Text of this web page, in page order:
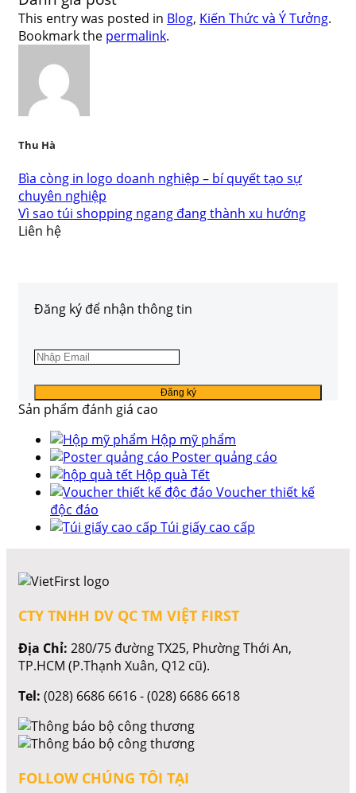
This entry was posted in Blog, Kiến Thức và Ý Tưởng.
Bookmark the permalink.
Thu Hà
Bìa còng in logo doanh nghiệp – bí quyết tạo sự
chuyên nghiệp
Vì sao túi shopping ngang đang thành xu hướng
Liên hệ
Đăng ký để nhận thông tin
Sản phẩm đánh giá cao
Hộp mỹ phẩm
Poster quảng cáo
Hộp quà Tết
Voucher thiết kế
độc đáo
Túi giấy cao cấp
CTY TNHH DV QC TM VIỆT FIRST
Địa Chỉ: 280/75 đường TX25, Phường Thới An,
TP.HCM (P.Thạnh Xuân, Q12 cũ).
Tel: (028) 6686 6616 - (028) 6686 6618
FOLLOW CHÚNG TÔI TẠI